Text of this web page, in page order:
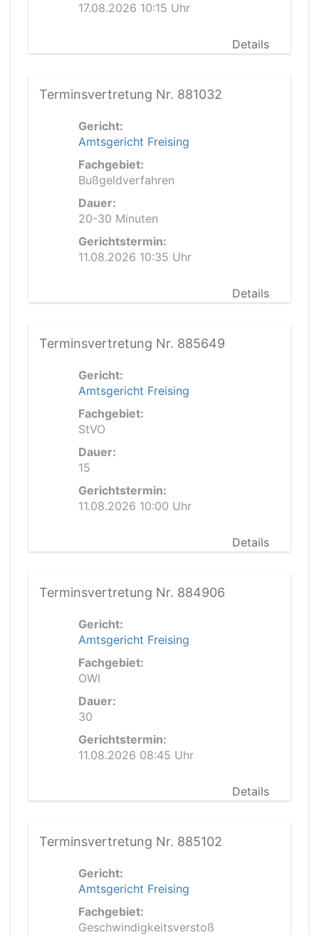
17.08.2026 10:15 Uhr
Details
Terminsvertretung Nr. 881032
Gericht:
Amtsgericht Freising
Fachgebiet:
Bußgeldverfahren
Dauer:
20-30 Minuten
Gerichtstermin:
11.08.2026 10:35 Uhr
Details
Terminsvertretung Nr. 885649
Gericht:
Amtsgericht Freising
Fachgebiet:
StVO
Dauer:
15
Gerichtstermin:
11.08.2026 10:00 Uhr
Details
Terminsvertretung Nr. 884906
Gericht:
Amtsgericht Freising
Fachgebiet:
OWI
Dauer:
30
Gerichtstermin:
11.08.2026 08:45 Uhr
Details
Terminsvertretung Nr. 885102
Gericht:
Amtsgericht Freising
Fachgebiet:
Geschwindigkeitsverstoß